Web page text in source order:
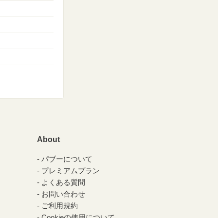
About
パブーについて
プレミアムプラン
よくある質問
お問い合わせ
ご利用規約